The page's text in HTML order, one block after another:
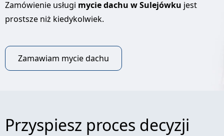
Zamówienie usługi mycie dachu w Sulejówku jest
prostsze niż kiedykolwiek.
Zamawiam mycie dachu
Przyspiesz proces decyzji